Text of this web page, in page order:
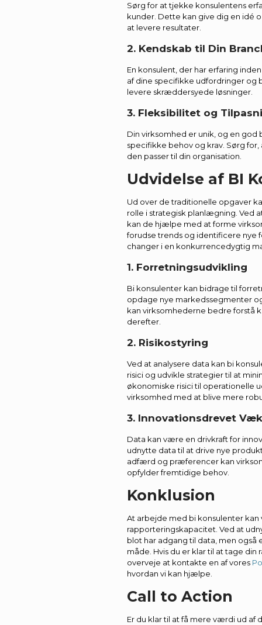
Sørg for at tjekke konsulentens
kunder. Dette kan give dig en idé
at levere resultater.
2. Kendskab til Din
En konsulent, der har erfaring
af dine specifikke udfordringer og
levere skræddersyede løsninger.
3. Fleksibilitet og
Din virksomhed er unik, og en god
specifikke behov og krav. Sørg
den passer til din organisation.
Udvidelse af BI
Ud over de traditionelle opgaver
rolle i strategisk planlægning. Ved
kan de hjælpe med at forme
forudse trends og identificere
changer i en konkurrencedygtig
1. Forretningsudvikling
Bi konsulenter kan bidrage til
opdage nye markedssegmenter
kan virksomhederne bedre forstå
derefter.
2. Risikostyring
Ved at analysere data kan bi
risici og udvikle strategier til at
økonomiske risici til operationelle
virksomhed med at blive mere
3. Innovationsdrevet
Data kan være en drivkraft for
udnytte data til at drive nye
adfærd og præferencer kan
opfylder fremtidige behov.
Konklusion
At arbejde med bi konsulenter
rapporteringskapacitet. Ved at
blot har adgang til data, men også
måde. Hvis du er klar til at tage
overveje at kontakte en af vores
hvordan vi kan hjælpe.
Call to Action
Er du klar til at få mere værdi ud af